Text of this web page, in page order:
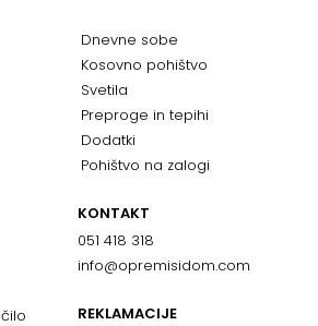
Dnevne sobe
Kosovno pohištvo
Svetila
Preproge in tepihi
Dodatki
Pohištvo na zalogi
KONTAKT
051 418 318
info@opremisidom.com
REKLAMACIJE